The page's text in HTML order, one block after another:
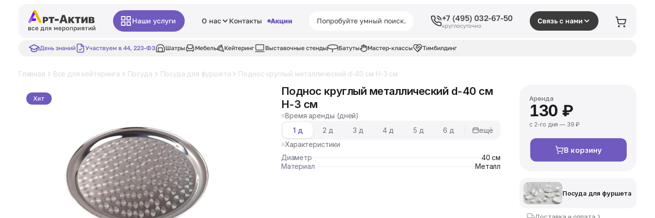
Наши услуги О нас Контакты Акции +7 (495) 032-67-50
круглосуточно
Связь с нами
День знаний Участвуем в 44, 223-ФЗ Шатры Мебель Кейтеринг Выставочные стенды Батуты Мастер-классы Тимбилдинг
Главная Все для кейтеринга Посуда Посуда для фуршета Поднос круглый металлический d-40 см Н-3 см
Хит
Поднос круглый металлический d-40 см
Н-3 см
Время аренды (дней)
1 д
2 д 3 д 4 д 5 д 6 д
ещё
Характеристики
Диаметр
40 см
Материал
Металл
Аренда
130 ₽
с 2-го дня — 39 ₽
В корзину
Посуда для фуршета